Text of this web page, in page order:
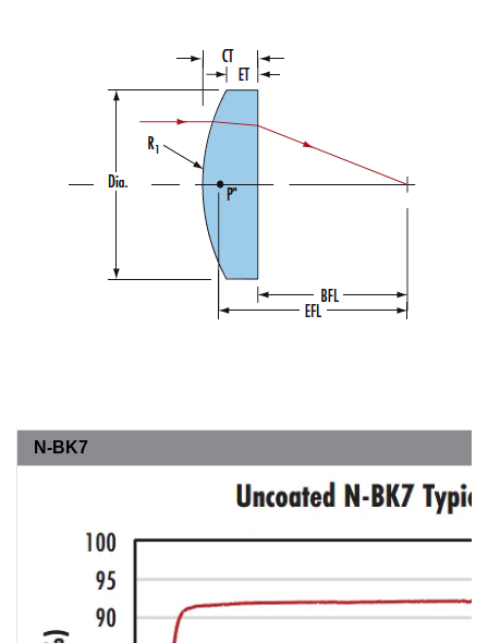
N-BK7